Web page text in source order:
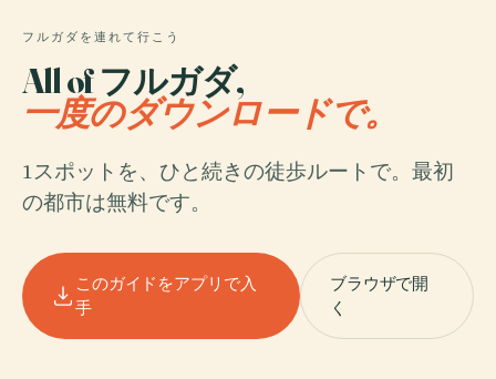
フルガダを連れて行こう
All of フルガダ,
一度のダウンロードで。
1スポットを、ひと続きの徒歩ルートで。最初
の都市は無料です。
このガイドをアプリで入
手
ブラウザで開
く